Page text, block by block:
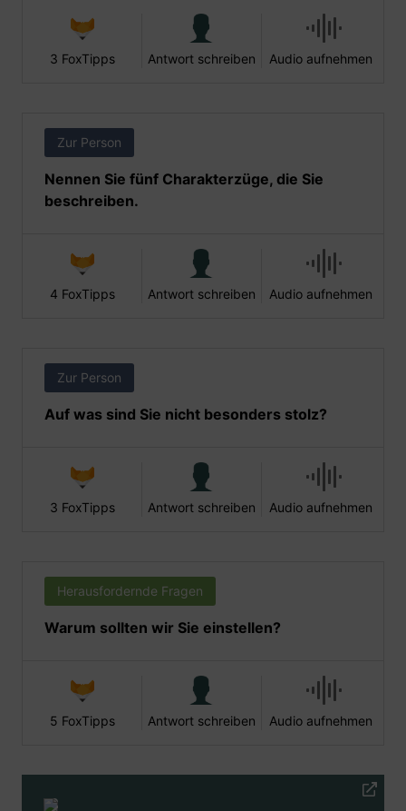
3 FoxTipps Antwort schreiben Audio aufnehmen
Zur Person
Nennen Sie fünf Charakterzüge, die Sie
beschreiben.
4 FoxTipps Antwort schreiben Audio aufnehmen
Zur Person
Auf was sind Sie nicht besonders stolz?
3 FoxTipps Antwort schreiben Audio aufnehmen
Herausfordernde Fragen
Warum sollten wir Sie einstellen?
5 FoxTipps Antwort schreiben Audio aufnehmen